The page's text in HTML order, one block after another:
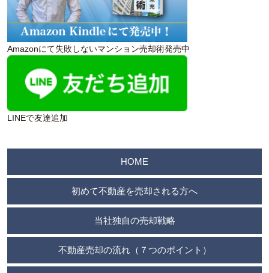
Amazonにて失敗しないマンション売却術発売中
LINEで友達追加
HOME
初めて不動産を売却される方へ
当社独自の売却戦略
不動産売却の流れ（７つのポイント）